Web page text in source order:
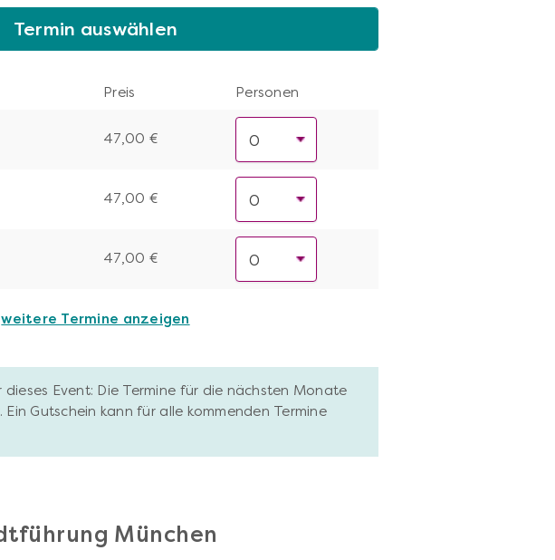
Termin auswählen
Preis Personen
47,00 €
47,00 €
47,00 €
weitere Termine anzeigen
Event: Die Termine für die nächsten Monate
Gutschein kann für alle kommenden Termine
München